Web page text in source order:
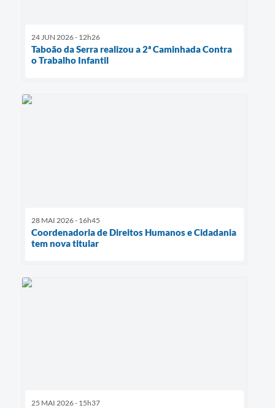
24 JUN 2026 - 12h26
Taboão da Serra realizou a 2ª Caminhada Contra
o Trabalho Infantil
28 MAI 2026 - 16h45
Coordenadoria de Direitos Humanos e Cidadania
tem nova titular
25 MAI 2026 - 15h37